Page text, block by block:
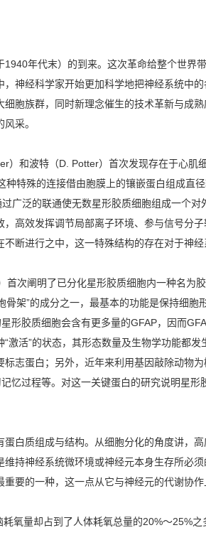
年代末）的到来。这次革命给整个世界
神经科学家开始更加科学地把神经系统中
胞族群，同时新理念催生的技术革新与成
采。
和波特（D. Potter）首次发现存在于心肌
特殊的连接借由胞膜上的镶嵌蛋白组成直
广泛的联通使无数星形胶质细胞组成一个
高效发挥调节局部离子环境、参与信号分
断进行之中，这一特殊结构的存在对于神
阐明了已分化星形胶质细胞内一种名为胶
骨架”的成分之一，最基本的功能是保持细
形胶质细胞会含有更多量的GFAP，因而
激活”的状态，其形态数量及生物学功能都
志蛋白；另外，近年来利用基因敲除动物
忆过程等。对这一关键蛋白的研究说明星
质组成与结构。从细胞分化的角度讲，高
持神经系统微环境或神经元本身生存所必
要的一种，这一点从它与神经元的代谢协作
量却占到了人体耗氧总量的20%～25%之